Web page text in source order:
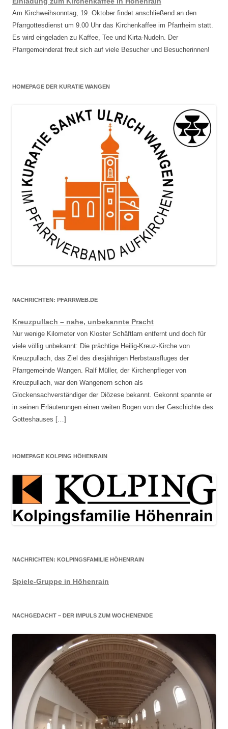
Am Kirchweihsonntag, 19. Oktober findet anschließend an den
Pfarrgottesdienst um 9.00 Uhr das Kirchenkaffee im Pfarrheim statt.
Es wird eingeladen zu Kaffee, Tee und Kirta-Nudeln. Der
Pfarrgemeinderat freut sich auf viele Besucher und Besucherinnen!
HOMEPAGE DER KURATIE WANGEN
NACHRICHTEN: PFARRWEB.DE
Kreuzpullach – nahe, unbekannte Pracht
Nur wenige Kilometer von Kloster Schäftlarn entfernt und doch für
viele völlig unbekannt: Die prächtige Heilig-Kreuz-Kirche von
Kreuzpullach, das Ziel des diesjährigen Herbstausfluges der
Pfarrgemeinde Wangen. Ralf Müller, der Kirchenpfleger von
Kreuzpullach, war den Wangenern schon als
Glockensachverständiger der Diözese bekannt. Gekonnt spannte er
in seinen Erläuterungen einen weiten Bogen von der Geschichte des
Gotteshauses […]
HOMEPAGE KOLPING HÖHENRAIN
NACHRICHTEN: KOLPINGSFAMILIE HÖHENRAIN
Spiele-Gruppe in Höhenrain
NACHGEDACHT – DER IMPULS ZUM WOCHENENDE